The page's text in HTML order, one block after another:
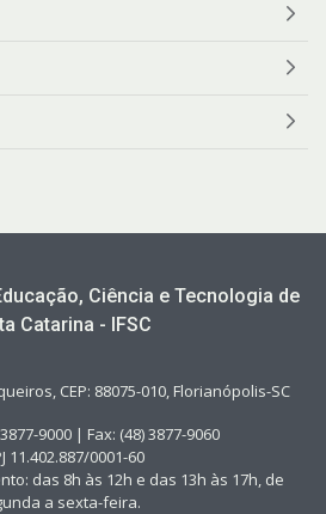
Ciência e Tecnologia de
Catarina - IFSC
CEP: 88075-010, Florianópolis-SC
9000 | Fax: (48) 3877-9060
11.402.887/0001-60
das 8h às 12h e das 13h às 17h, de
a sexta-feira.